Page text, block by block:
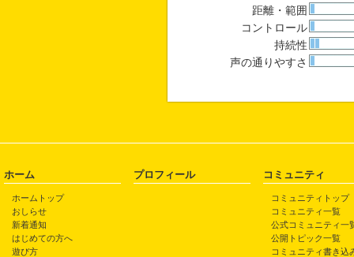
距離・範囲
コントロール
持続性
声の通りやすさ
ホーム
ホームトップ
おしらせ
新着通知
はじめての方へ
遊び方
プロフィール コミュニティ
コミュニティトップ
コミュニティ一覧
公式コミュニティ一
公開トピック一覧
コミュニティ書き込